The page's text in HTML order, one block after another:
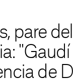
pare
"Gaudí
de